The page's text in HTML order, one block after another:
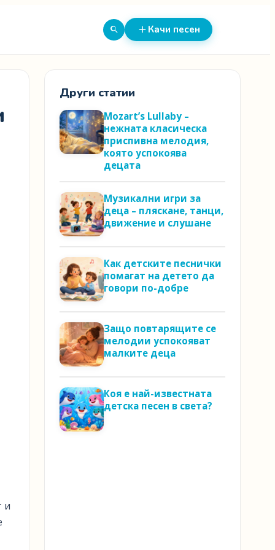
Качи песен
и
Други статии
Mozart’s Lullaby –
нежната класическа
приспивна мелодия,
която успокоява
децата
Музикални игри за
деца – пляскане, танци,
движение и слушане
Как детските песнички
помагат на детето да
говори по-добре
Защо повтарящите се
мелодии успокояват
малките деца
Коя е най-известната
детска песен в света?